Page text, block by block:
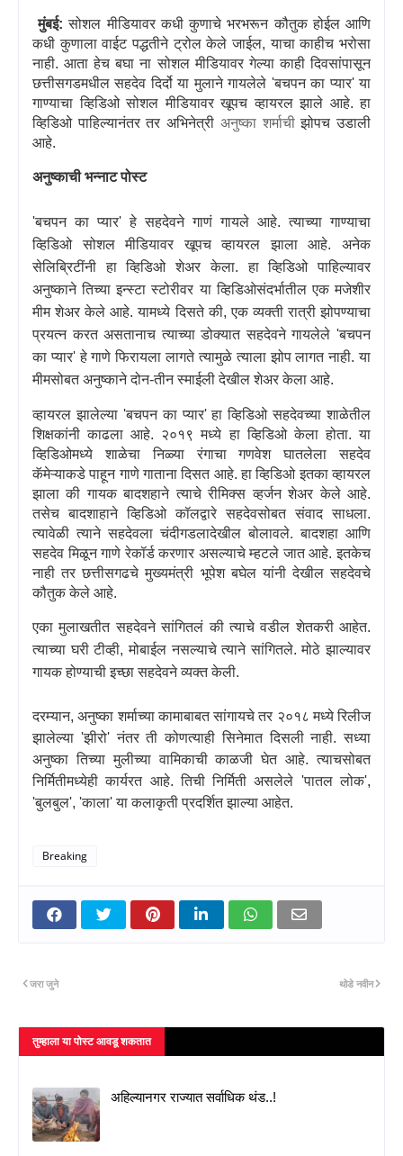
मुंबई: सोशल मीडियावर कधी कुणाचे भरभरून कौतुक होईल आणि
कधी कुणाला वाईट पद्धतीने ट्रोल केले जाईल,याचा काहीच भरोसा
नाही. आता हेच बघा ना सोशल मीडियावर गेल्या काही दिवसांपासून
छत्तीसगडमधील सहदेव दिर्दो या मुलाने गायलेले 'बचपन का प्यार'या
गाण्याचा व्हिडिओ सोशल मीडियावर खूपच व्हायरल झाले आहे. हा
व्हिडिओ पाहिल्यानंतर तर अभिनेत्री अनुष्का शर्माची झोपच उडाली
आहे.
अनुष्काची भन्नाट पोस्ट
'बचपन का प्यार'हे सहदेवने गाणं गायले आहे. त्याच्या गाण्याचा
व्हिडिओ सोशल मीडियावर खूपच व्हायरल झाला आहे. अनेक
सेलिब्रिटींनी हा व्हिडिओ शेअर केला. हा व्हिडिओ पाहिल्यावर
अनुष्काने तिच्या इन्स्टा स्टोरीवर या व्हिडिओसंदर्भातील एक मजेशीर
मीम शेअर केले आहे. यामध्ये दिसते की,एक व्यक्ती रात्री झोपण्याचा
प्रयत्न करत असतानाच त्याच्या डोक्यात सहदेवने गायलेले 'बचपन
का प्यार'हे गाणे फिरायला लागते त्यामुळे त्याला झोप लागत नाही. या
मीमसोबत अनुष्काने दोन-तीन स्माईली देखील शेअर केला आहे.
व्हायरल झालेल्या 'बचपन का प्यार'हा व्हिडिओ सहदेवच्या शाळेतील
शिक्षकांनी काढला आहे. २०१९ मध्ये हा व्हिडिओ केला होता. या
व्हिडिओमध्ये शाळेचा निळ्या रंगाचा गणवेश घातलेला सहदेव
कॅमेऱ्याकडे पाहून गाणे गाताना दिसत आहे. हा व्हिडिओ इतका व्हायरल
झाला की गायक बादशहाने त्याचे रीमिक्स व्हर्जन शेअर केले आहे.
तसेच बादशाहाने व्हिडिओ कॉलद्वारे सहदेवसोबत संवाद साधला.
त्यावेळी त्याने सहदेवला चंदीगडलादेखील बोलावले. बादशहा आणि
सहदेव मिळून गाणे रेकॉर्ड करणार असल्याचे म्हटले जात आहे. इतकेच
नाही तर छत्तीसगढचे मुख्यमंत्री भूपेश बघेल यांनी देखील सहदेवचे
कौतुक केले आहे.
एका मुलाखतीत सहदेवने सांगितलं की त्याचे वडील शेतकरी आहेत.
त्याच्या घरी टीव्ही,मोबाईल नसल्याचे त्याने सांगितले. मोठे झाल्यावर
गायक होण्याची इच्छा सहदेवने व्यक्त केली.
दरम्यान,अनुष्का शर्माच्या कामाबाबत सांगायचे तर २०१८ मध्ये रिलीज
झालेल्या 'झीरो'नंतर ती कोणत्याही सिनेमात दिसली नाही. सध्या
अनुष्का तिच्या मुलीच्या वामिकाची काळजी घेत आहे. त्याचसोबत
निर्मितीमध्येही कार्यरत आहे. तिची निर्मिती असलेले 'पातल लोक',
'बुलबुल', 'काला'या कलाकृती प्रदर्शित झाल्या आहेत.
Breaking
थोडे नवीन
जरा जुने
तुम्‍हाला या पोस्‍ट आवडू शकतात
अहिल्यानगर राज्यात सर्वाधिक थंड..!